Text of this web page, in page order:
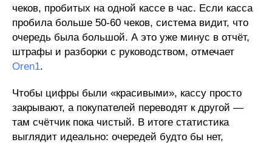
чеков, пробитых на одной кассе в час. Если касса
пробила больше 50-60 чеков, система видит, что
очередь была большой. А это уже минус в отчёт,
штрафы и разборки с руководством, отмечает
Oren1.
Чтобы цифры были «красивыми», кассу просто
закрывают, а покупателей переводят к другой —
там счётчик пока чистый. В итоге статистика
выглядит идеально: очередей будто бы нет,